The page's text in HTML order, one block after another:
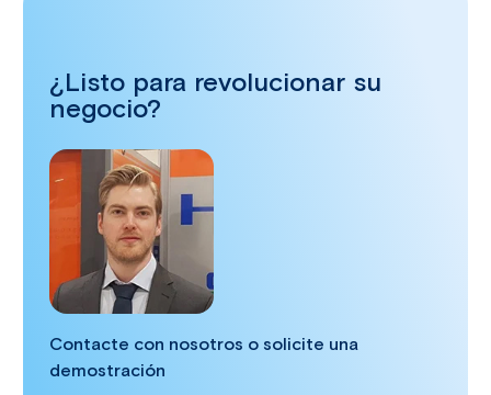
¿Listo para revolucionar su
negocio?
Contacte con nosotros o solicite una
demostración